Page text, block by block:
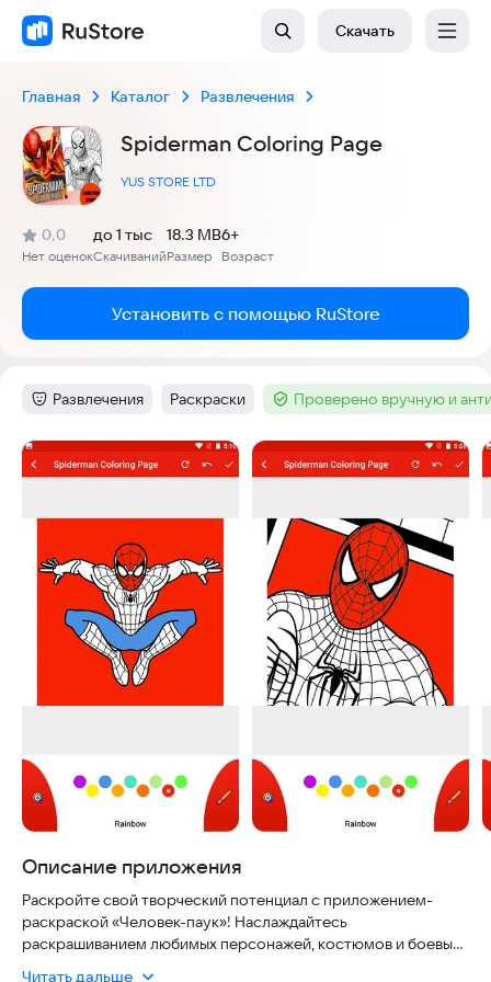
Скачать
Главная Каталог Развлечения
Spiderman Coloring Page
YUS STORE LTD
Рейтинг:
0,0
(
Нет оценок
)
Скачиваний
до 1 тыс
Размер
18.3 MB
Возраст
6+
Установить с помощью RuStore
Категория:
Развлечения Тег:
Раскраски Тег :Проверено вручную и
Скриншоты
Описание приложения
Раскройте свой творческий потенциал с приложением-
раскраской «Человек-паук»! Наслаждайтесь
раскрашиванием любимых персонажей, костюмов и боевых
Читать дальше